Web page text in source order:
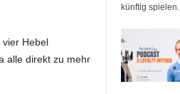
Hebel
alle direkt zu mehr
künftig spielen.